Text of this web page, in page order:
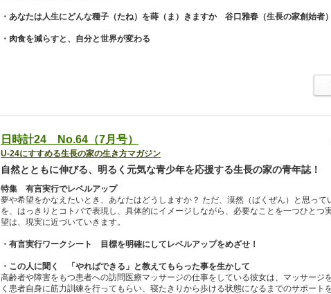
・あなたは人生にどんな種子（たね）を蒔（ま）きますか 谷口雅春（生長の家創始者）
・肉食を減らすと、自分と世界が変わる
日時計24 No.64（7月号）
U-24にすすめる生長の家の生き方マガジン
自然とともに伸びる、明るく元気な青少年を応援する生長の家の青年誌！
特集 有言実行でレベルアップ
夢や希望をかなえたいとき、あなたはどうしますか？ ただ、漠然（ばくぜん）と思って
を、はっきりとコトバで表現し、具体的にイメージしながら、必要なことを一つひとつ
望は、現実に近づいていきます。
・有言実行ワークシート 目標を明確にしてレベルアップをめざせ！
・この人に聞く 「やればできる」と教えてもらった事を生かして
高齢者や障害をもつ患者への訪問医療マッサージの仕事をしている彼女は、マッサージ
く患者自身に筋力訓練を行ってもらい、寝たきりから歩ける状態になるまでのサポート